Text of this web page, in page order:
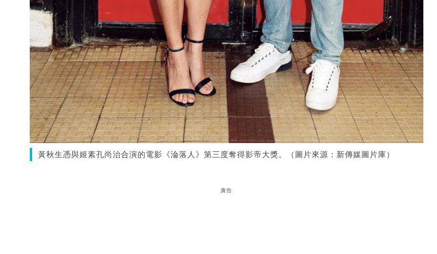
黃秋生憑與姬素孔尚治合演的電影《淪落人》第三度奪得影帝大獎。（圖片來源：新傳媒圖片庫）
廣告